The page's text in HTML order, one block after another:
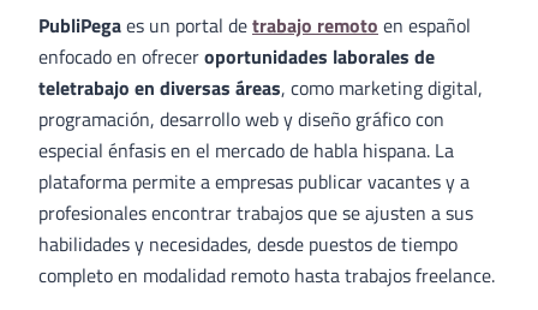
PubliPegaes un portal detrabajo remoto en español
enfocado en ofreceroportunidades laborales de
teletrabajo en diversas áreas, como marketing digital,
programación, desarrollo web y diseño gráfico con
especial énfasis en el mercado de habla hispana. La
plataforma permite a empresas publicar vacantes y a
profesionales encontrar trabajos que se ajusten a sus
habilidades y necesidades, desde puestos de tiempo
completo en modalidad remoto hasta trabajos freelance.